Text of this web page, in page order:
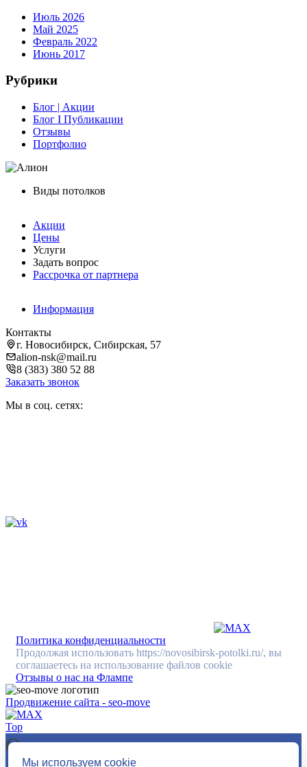
Июль 2026
Май 2025
Февраль 2022
Июнь 2017
Рубрики
Блог | Акции
Блог I Публикации
Отзывы
Портфолио
Виды потолков
Акции
Цены
Услуги
Задать вопрос
Рассрочка от партнера
Информация
Контакты
г. Новосибирск, Сибирская, 57
alion-nsk@mail.ru
8 (383) 380 52 88
Заказать звонок
Мы в соц. сетях:
Политика конфиденциальности
Продолжая использовать https://novosibirsk-potolki.ru/, вы
соглашаетесь на использование файлов cookie
Отзывы о нас на Флампе
Продвижение сайта - seo-move
Мы используем cookie
Top
Оставить заявку